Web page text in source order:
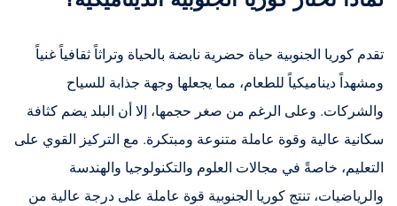
تقدم كوريا الجنوبية حياة حضرية نابضة بالحياة وتراثاً ثقافياً غنياً
ومشهداً ديناميكياً للطعام، مما يجعلها وجهة جذابة للسياح
والشركات. وعلى الرغم من صغر حجمها، إلا أن البلد يضم كثافة
سكانية عالية وقوة عاملة متنوعة ومبتكرة. مع التركيز القوي على
التعليم، خاصةً في مجالات العلوم والتكنولوجيا والهندسة
والرياضيات، تنتج كوريا الجنوبية قوة عاملة على درجة عالية من